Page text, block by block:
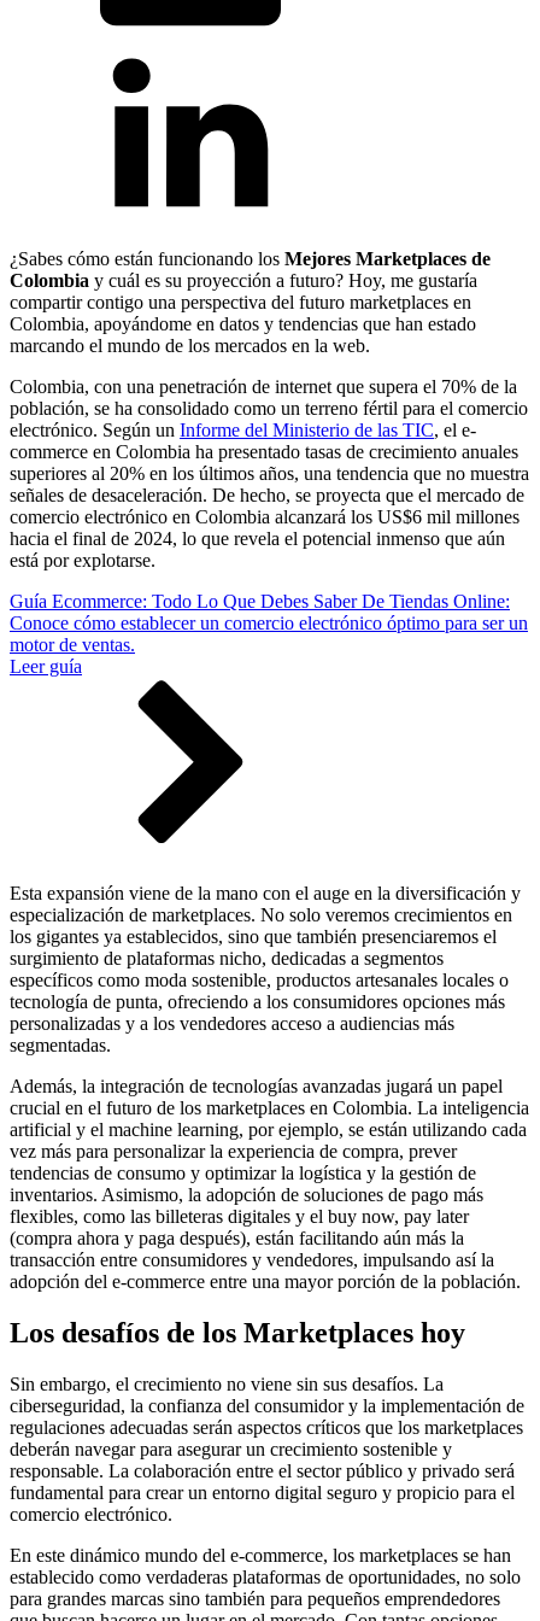
¿Sabes cómo están funcionando los Mejores Marketplaces de
Colombia y cuál es su proyección a futuro? Hoy, me gustaría
compartir contigo una perspectiva del futuro marketplaces en
Colombia, apoyándome en datos y tendencias que han estado
marcando el mundo de los mercados en la web.
Colombia, con una penetración de internet que supera el 70% de la
población, se ha consolidado como un terreno fértil para el comercio
electrónico. Según un Informe del Ministerio de las TIC, el e-
commerce en Colombia ha presentado tasas de crecimiento anuales
superiores al 20% en los últimos años, una tendencia que no muestra
señales de desaceleración. De hecho, se proyecta que el mercado de
comercio electrónico en Colombia alcanzará los US$6 mil millones
hacia el final de 2024, lo que revela el potencial inmenso que aún
está por explotarse.
Guía Ecommerce: Todo Lo Que Debes Saber De Tiendas Online:
Conoce cómo establecer un comercio electrónico óptimo para ser un
motor de ventas.
Leer guía
Esta expansión viene de la mano con el auge en la diversificación y
especialización de marketplaces. No solo veremos crecimientos en
los gigantes ya establecidos, sino que también presenciaremos el
surgimiento de plataformas nicho, dedicadas a segmentos
específicos como moda sostenible, productos artesanales locales o
tecnología de punta, ofreciendo a los consumidores opciones más
personalizadas y a los vendedores acceso a audiencias más
segmentadas.
Además, la integración de tecnologías avanzadas jugará un papel
crucial en el futuro de los marketplaces en Colombia. La inteligencia
artificial y el machine learning, por ejemplo, se están utilizando cada
vez más para personalizar la experiencia de compra, prever
tendencias de consumo y optimizar la logística y la gestión de
inventarios. Asimismo, la adopción de soluciones de pago más
flexibles, como las billeteras digitales y el buy now, pay later
(compra ahora y paga después), están facilitando aún más la
transacción entre consumidores y vendedores, impulsando así la
adopción del e-commerce entre una mayor porción de la población.
Los desafíos de los Marketplaces hoy
Sin embargo, el crecimiento no viene sin sus desafíos. La
ciberseguridad, la confianza del consumidor y la implementación de
regulaciones adecuadas serán aspectos críticos que los marketplaces
deberán navegar para asegurar un crecimiento sostenible y
responsable. La colaboración entre el sector público y privado será
fundamental para crear un entorno digital seguro y propicio para el
comercio electrónico.
En este dinámico mundo del e-commerce, los marketplaces se han
establecido como verdaderas plataformas de oportunidades, no solo
para grandes marcas sino también para pequeños emprendedores